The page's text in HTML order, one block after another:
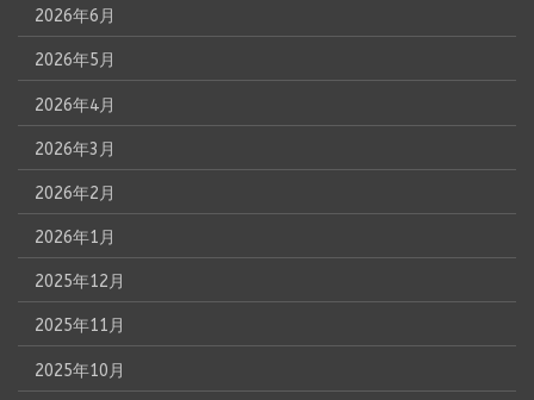
2026年6月
2026年5月
2026年4月
2026年3月
2026年2月
2026年1月
2025年12月
2025年11月
2025年10月